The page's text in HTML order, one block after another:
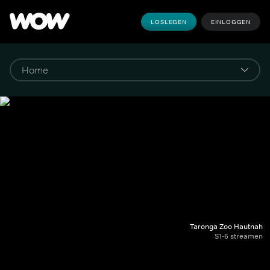
LOSLEGEN EINLOGGEN
Taronga Zoo Hautnah
S1-6 streamen